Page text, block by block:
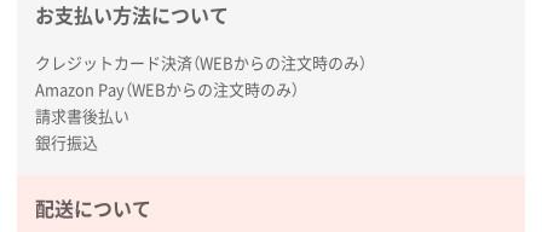
広島県(社様
枚
2026年01月27日 13:12
毎年注文しており、信頼できるから。出来上がりも満
熊本県S社様
お支払い方法について
クレジットカード決済（WEBからの注文時のみ）
Amazon Pay（WEBからの注文時のみ）
請求書後払い
銀行振込
配送について